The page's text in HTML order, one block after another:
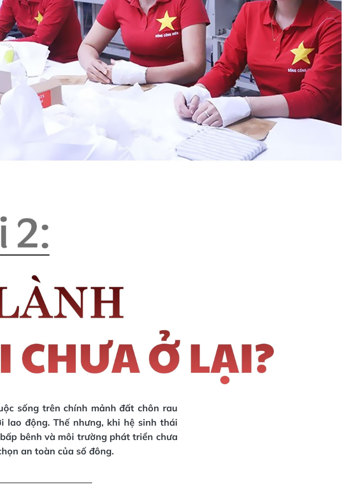
sống trên chính mảnh đất chôn rau
lao động. Thế nhưng, khi hệ sinh thái
bênh và môi trường phát triển chưa
an toàn của số đông.